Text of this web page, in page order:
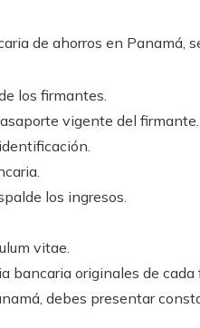
de ahorros en Panamá,
los firmantes.
vigente del firmante.
los ingresos.
vitae.
bancaria originales de
debes presentar